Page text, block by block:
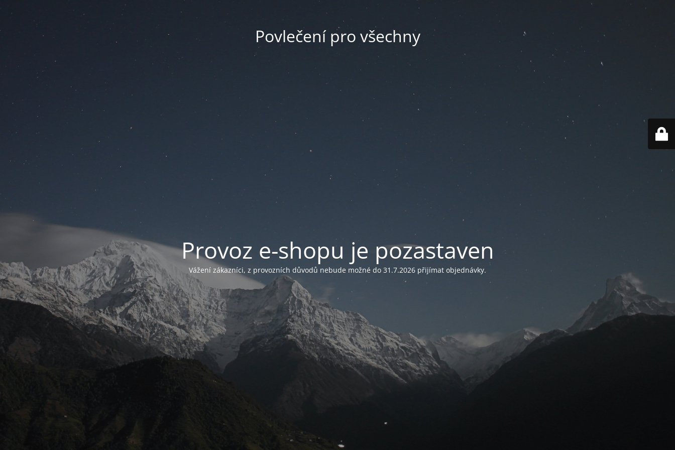
Povlečení pro všechny
Provoz e-shopu je pozastaven
Vážení zákazníci, z provozních důvodů nebude možné do 31.7.2026 přijímat objednávky.